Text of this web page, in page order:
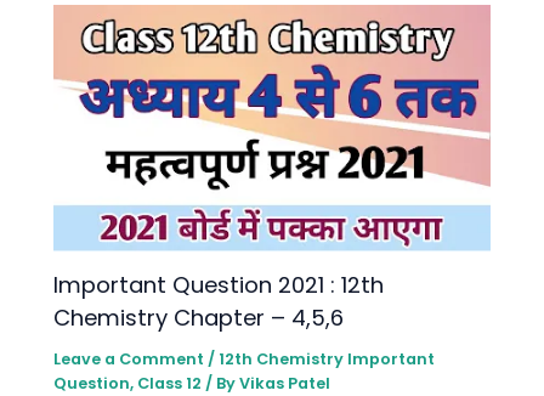
lmportant Question 2021 : 12th
Chemistry Chapter – 4,5,6
Leave a Comment / 12th Chemistry lmportant
Question, Class 12 / ByVikas Patel